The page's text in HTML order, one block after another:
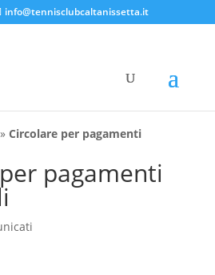
info@tennisclubcaltanissetta.it
» Circolare per pagamenti
pagamenti